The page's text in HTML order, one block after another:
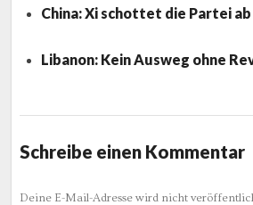
China: Xi schottet die Partei ab
Libanon: Kein Ausweg ohne
Schreibe einen Kommentar
Deine E-Mail-Adresse wird nicht